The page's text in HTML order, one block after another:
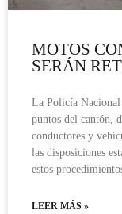
MOTOS
SERÁN
La Policía Nacional
puntos del cantón,
conductores y
las disposiciones
estos
LEER MÁS »